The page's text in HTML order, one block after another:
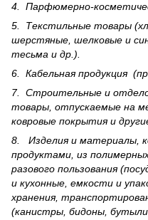
4. Парфюмерно-
5. Текстильные товары
шерс­тя­ные, шелковые и
тесьма и др.).
6. Кабельная продукция
7. Строительные и
товары, отпускаемые на
ковровые покрытия и
8. Изделия и материалы,
продуктами, из
разового пользования
и кухонные, емкости и
хранения,
(канистры, бидоны, бутыли,